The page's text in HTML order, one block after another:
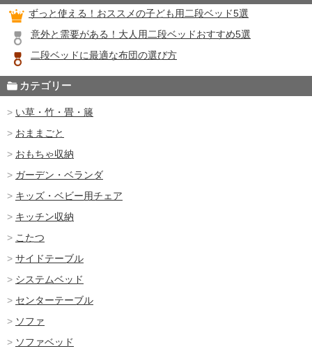
ずっと使える！おススメの子ども用二段ベッド5選
意外と需要がある！大人用二段ベッドおすすめ5選
二段ベッドに最適な布団の選び方
カテゴリー
い草・竹・畳・籐
おままごと
おもちゃ収納
ガーデン・ベランダ
キッズ・ベビー用チェア
キッチン収納
こたつ
サイドテーブル
システムベッド
センターテーブル
ソファ
ソファベッド